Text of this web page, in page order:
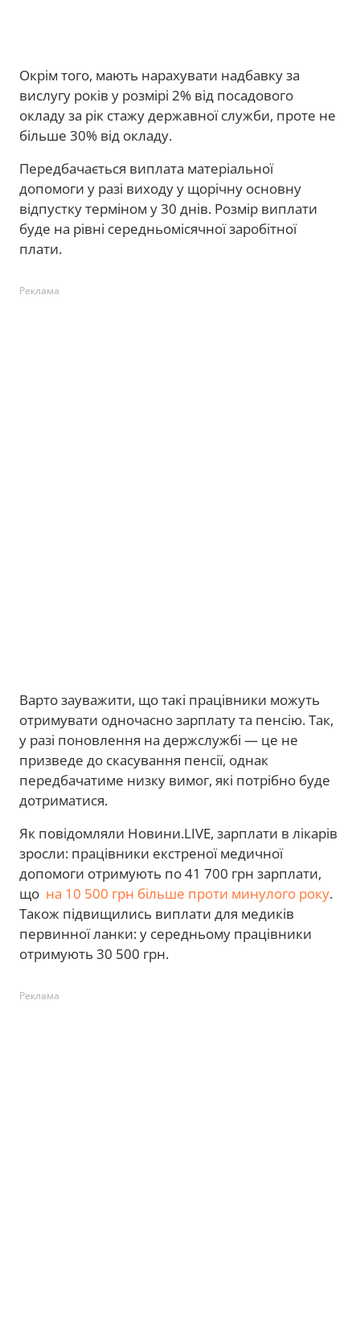
Окрім того, мають нарахувати надбавку за
вислугу років у розмірі 2% від посадового
окладу за рік стажу державної служби, проте не
більше 30% від окладу.
Передбачається виплата матеріальної
допомоги у разі виходу у щорічну основну
відпустку терміном у 30 днів. Розмір виплати
буде на рівні середньомісячної заробітної
плати.
Реклама
Варто зауважити, що такі працівники можуть
отримувати одночасно зарплату та пенсію. Так,
у разі поновлення на держслужбі — це не
призведе до скасування пенсії, однак
передбачатиме низку вимог, які потрібно буде
дотриматися.
Як повідомляли Новини.LIVE, зарплати в лікарів
зросли: працівники екстреної медичної
допомоги отримують по 41 700 грн зарплати,
що на 10 500 грн більше проти минулого року.
Також підвищились виплати для медиків
первинної ланки: у середньому працівники
отримують 30 500 грн.
Реклама